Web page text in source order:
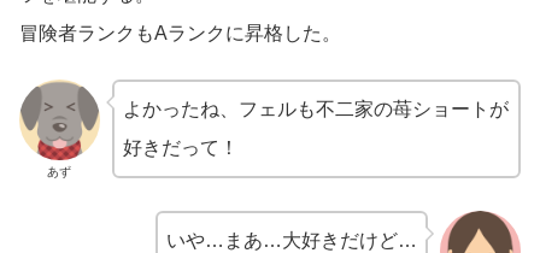
冒険者ランクもAランクに昇格した。
あず
よかったね、フェルも不二家の苺ショートが
好きだって！
いや…まあ…大好きだけど…